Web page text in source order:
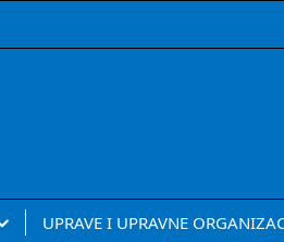
UPRAVE I UPRAVNE